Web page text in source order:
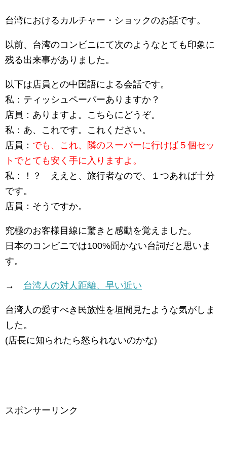
台湾におけるカルチャー・ショックのお話です。
以前、台湾のコンビニにて次のようなとても印象に
残る出来事がありました。
以下は店員との中国語による会話です。
私：ティッシュペーパーありますか？
店員：ありますよ。こちらにどうぞ。
私：あ、これです。これください。
店員： でも、これ、隣のスーパーに行けば５個セッ
トでとても安く手に入りますよ。
私：！？ ええと、旅行者なので、１つあれば十分
です。
店員：そうですか。
究極のお客様目線に驚きと感動を覚えました。
日本のコンビニでは100%聞かない台詞だと思いま
す。
→ 台湾人の対人距離、早い近い
台湾人の愛すべき民族性を垣間見たような気がしま
した。
(店長に知られたら怒られないのかな)
スポンサーリンク